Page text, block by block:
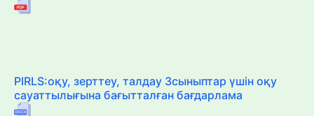
PIRLS:оқу, зерттеу, талдау 3сыныптар үшін оқу
сауаттылығына бағытталған бағдарлама